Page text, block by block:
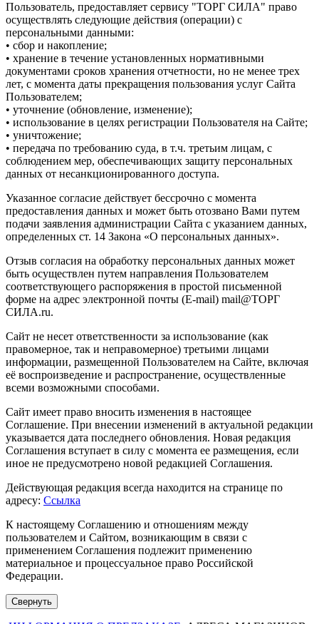
Пользователь, предоставляет сервису "ТОРГ СИЛА" право
осуществлять следующие действия (операции) с
персональными данными:
• сбор и накопление;
• хранение в течение установленных нормативными
документами сроков хранения отчетности, но не менее трех
лет, с момента даты прекращения пользования услуг Сайта
Пользователем;
• уточнение (обновление, изменение);
• использование в целях регистрации Пользователя на Сайте;
• уничтожение;
• передача по требованию суда, в т.ч. третьим лицам, с
соблюдением мер, обеспечивающих защиту персональных
данных от несанкционированного доступа.
Указанное согласие действует бессрочно с момента
предоставления данных и может быть отозвано Вами путем
подачи заявления администрации Сайта с указанием данных,
определенных ст. 14 Закона «О персональных данных».
Отзыв согласия на обработку персональных данных может
быть осуществлен путем направления Пользователем
соответствующего распоряжения в простой письменной
форме на адрес электронной почты (E-mail) mail@ТОРГ
СИЛА.ru.
Сайт не несет ответственности за использование (как
правомерное, так и неправомерное) третьими лицами
информации, размещенной Пользователем на Сайте, включая
её воспроизведение и распространение, осуществленные
всеми возможными способами.
Сайт имеет право вносить изменения в настоящее
Соглашение. При внесении изменений в актуальной редакции
указывается дата последнего обновления. Новая редакция
Соглашения вступает в силу с момента ее размещения, если
иное не предусмотрено новой редакцией Соглашения.
Действующая редакция всегда находится на странице по
адресу: Ссылка
К настоящему Соглашению и отношениям между
пользователем и Сайтом, возникающим в связи с
применением Соглашения подлежит применению
материальное и процессуальное право Российской
Федерации.
Свернуть